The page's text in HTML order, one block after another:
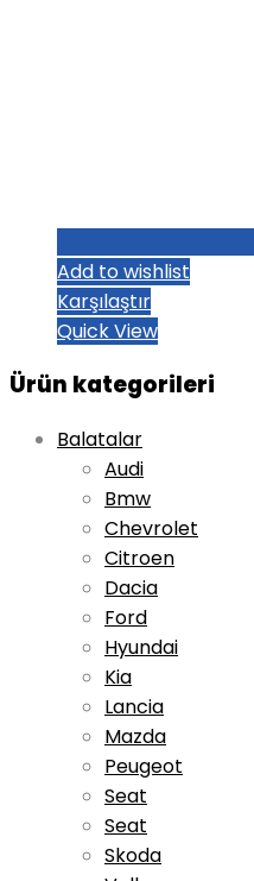
Add to wishlist
Karşılaştır
Quick View
Ürün kategorileri
Balatalar
Audi
Bmw
Chevrolet
Citroen
Dacia
Ford
Hyundai
Kia
Lancia
Mazda
Peugeot
Seat
Seat
Skoda